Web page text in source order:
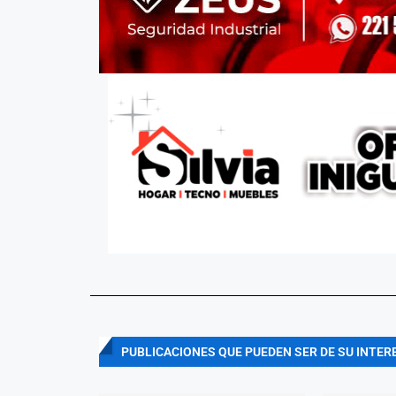
PUBLICACIONES QUE PUEDEN SER DE SU